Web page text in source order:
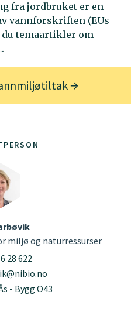
miljø og naturressurser
28 622
- Bygg O43
fra jordbruket er en
vannforskriften (EUs
temaartikler om